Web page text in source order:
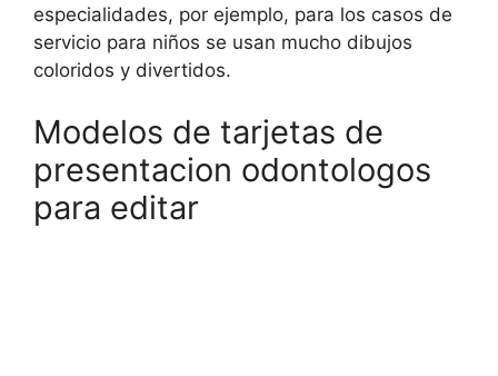
especialidades, por ejemplo, para los casos de
servicio para niños se usan mucho dibujos
coloridos y divertidos.
Modelos de tarjetas de
presentacion odontologos
para editar